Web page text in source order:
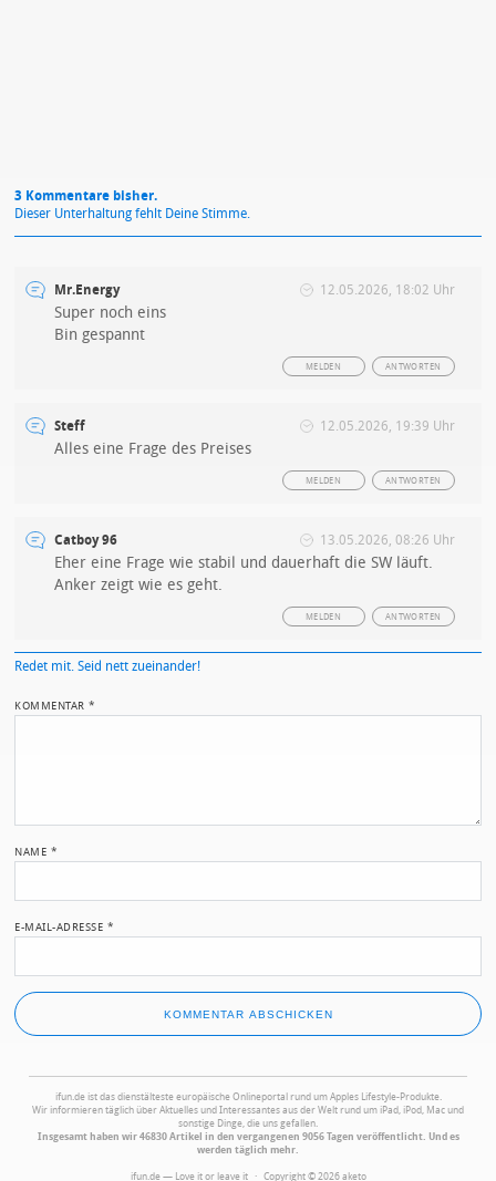
3 Kommentare bisher.
Dieser Unterhaltung fehlt Deine Stimme.
Mr.Energy 12.05.2026, 18:02 Uhr
Super noch eins
Bin gespannt
ANTWORTEN
MELDEN
Steff 12.05.2026, 19:39 Uhr
Alles eine Frage des Preises
ANTWORTEN
MELDEN
Catboy 96 13.05.2026, 08:26 Uhr
Eher eine Frage wie stabil und dauerhaft die SW läuft.
Anker zeigt wie es geht.
ANTWORTEN
MELDEN
Redet mit. Seid nett zueinander!
KOMMENTAR*
NAME *
E-MAIL-ADRESSE *
ifun.de ist das dienstälteste europäische Onlineportal rund um Apples Lifestyle-Produkte.
Wir informieren täglich über Aktuelles und Interessantes aus der Welt rund um iPad, iPod, Mac und
sonstige Dinge, die uns gefallen.
Insgesamt haben wir 46830 Artikel in den vergangenen 9056 Tagen veröffentlicht. Und es
werden täglich mehr.
ifun.de — Love it or leave it · Copyright © 2026 aketo